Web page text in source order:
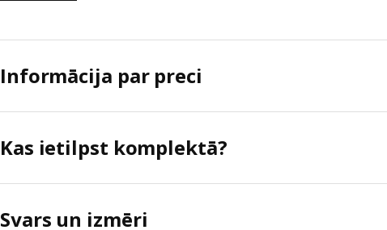
Informācija par preci
Kas ietilpst komplektā?
Svars un izmēri